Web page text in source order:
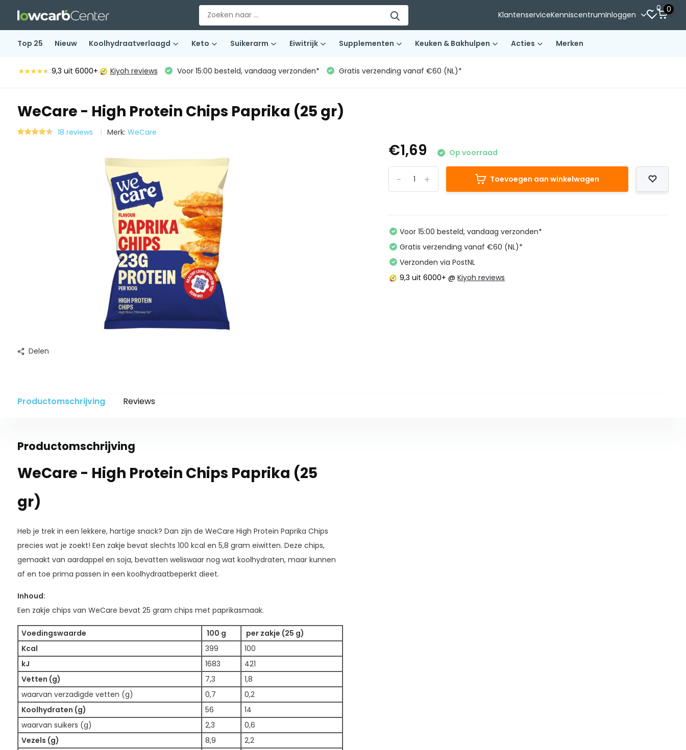
KlantenserviceKenniscentrumInloggen
0 0
Top 25 Nieuw Koolhydraatverlaagd Keto Suikerarm Eiwitrijk Supplementen Keuken & Bakhulpen Acties Merken
★★★★★
★★★★★ 9,3 uit 6000+ Kiyoh reviews Voor 15:00 besteld, vandaag verzonden* Gratis verzending vanaf €60 (NL)*
WeCare - High Protein Chips Paprika (25 gr)
18 reviews Merk: WeCare
Delen
€1,69 Op voorraad
+
- Toevoegen aan winkelwagen
Voor 15:00 besteld, vandaag verzonden*
Gratis verzending vanaf €60 (NL)*
Verzonden via PostNL
9,3 uit 6000+ @Kiyoh reviews
Productomschrijving Reviews
Productomschrijving
WeCare - High Protein Chips Paprika (25
gr)
Heb je trek in een lekkere, hartige snack? Dan zijn de WeCare High Protein Paprika Chips
precies wat je zoekt! Een zakje bevat slechts 100 kcal en 5,8 gram eiwitten. Deze chips,
gemaakt van aardappel en soja, bevatten weliswaar nog wat koolhydraten, maar kunnen
af en toe prima passen in een koolhydraatbeperkt dieet.
Inhoud:
Een zakje chips van WeCare bevat 25 gram chips met paprikasmaak.
Voedingswaarde 100 g
per zakje (25 g)
Kcal
399
100
kJ
1683
421
Vetten (g)
7,3
1,8
waarvan verzadigde vetten (g)
0,7
0,2
Koolhydraten (g)
56
14
waarvan suikers (g)
2,3
0,6
Vezels (g)
8,9
2,2